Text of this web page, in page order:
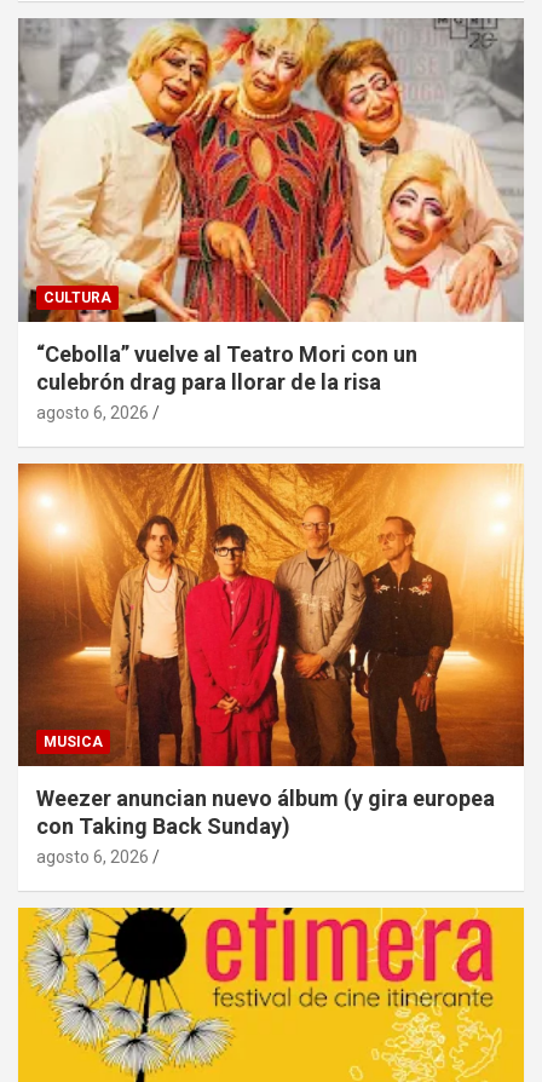
CULTURA
“Cebolla” vuelve al Teatro Mori con un
culebrón drag para llorar de la risa
agosto 6, 2026
MUSICA
Weezer anuncian nuevo álbum (y gira europea
con Taking Back Sunday)
agosto 6, 2026